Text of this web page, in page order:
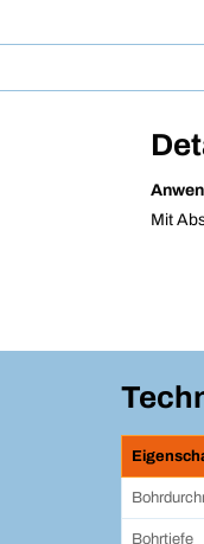
Mit
Bohrtiefe